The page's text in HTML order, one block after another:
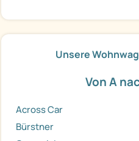
Unsere
Von A
Across Car
Bürstner